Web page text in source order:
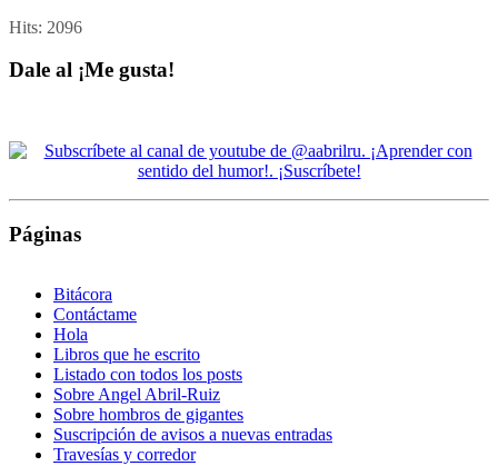
Hits: 2096
Dale al ¡Me gusta!
Páginas
Bitácora
Contáctame
Hola
Libros que he escrito
Listado con todos los posts
Sobre Angel Abril-Ruiz
Sobre hombros de gigantes
Suscripción de avisos a nuevas entradas
Travesías y corredor